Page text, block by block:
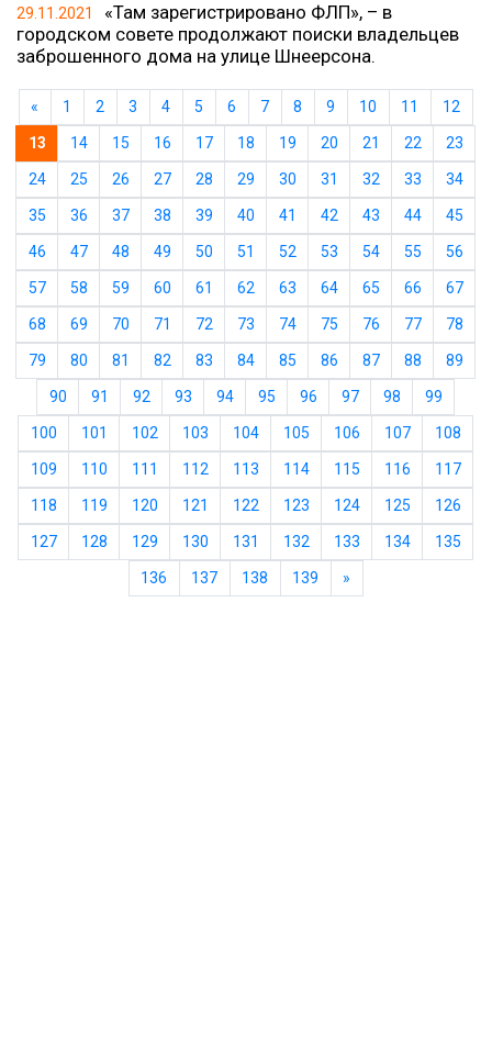
29.11.2021
«Там зарегистрировано ФЛП», – в
городском совете продолжают поиски владельцев
заброшенного дома на улице Шнеерсона.
« 1 2 3 4 5 6 7 8 9 10 11 12
13 14 15 16 17 18 19 20 21 22 23
24 25 26 27 28 29 30 31 32 33 34
35 36 37 38 39 40 41 42 43 44 45
46 47 48 49 50 51 52 53 54 55 56
57 58 59 60 61 62 63 64 65 66 67
68 69 70 71 72 73 74 75 76 77 78
79 80 81 82 83 84 85 86 87 88 89
90 91 92 93 94 95 96 97 98 99
100 101 102 103 104 105 106 107 108
109 110 111 112 113 114 115 116 117
118 119 120 121 122 123 124 125 126
127 128 129 130 131 132 133 134 135
136 137 138 139 »